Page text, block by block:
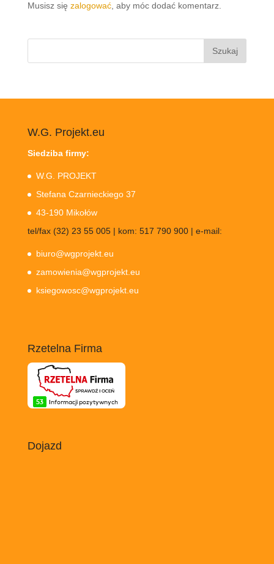
Musisz się zalogować, aby móc dodać komentarz.
Szukaj:
W.G. Projekt.eu
Siedziba firmy:
W.G. PROJEKT
Stefana Czarnieckiego 37
43-190 Mikołów
tel/fax (32) 23 55 005 | kom: 517 790 900 | e-mail:
biuro@wgprojekt.eu
zamowienia@wgprojekt.eu
ksiegowosc@wgprojekt.eu
Rzetelna Firma
Dojazd